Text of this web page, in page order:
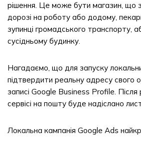
рішення. Це може бути магазин, що
дорозі на роботу або додому,
зупинці громадського транспорту,
сусідньому будинку.
Нагадаємо, що для запуску
підтвердити реальну адресу свого
записі Google Business Profile. Після
сервісі на пошту буде надіслано
Локальна кампанія Google Ads